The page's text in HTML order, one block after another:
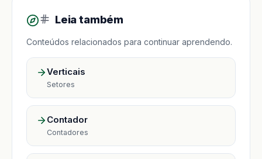
Leia também
Conteúdos relacionados para continuar aprendendo.
Verticais
Setores
Contador
Contadores